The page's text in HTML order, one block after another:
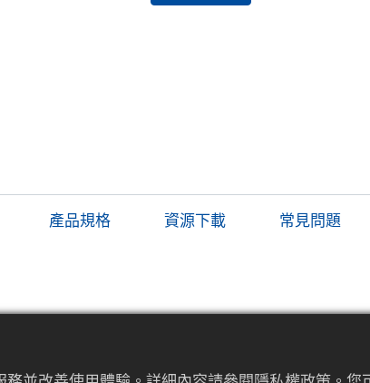
產品規格 資源下載 常見問題
選限位聲光警報與事件輸入模組